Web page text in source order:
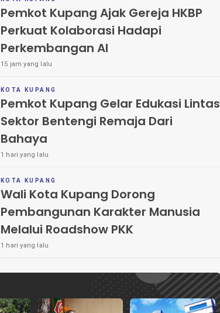
Pemkot Kupang Ajak Gereja HKBP
Perkuat Kolaborasi Hadapi
Perkembangan AI
15 jam yang lalu
KOTA KUPANG
Pemkot Kupang Gelar Edukasi Lintas
Sektor Bentengi Remaja Dari
Bahaya
1 hari yang lalu
KOTA KUPANG
Wali Kota Kupang Dorong
Pembangunan Karakter Manusia
Melalui Roadshow PKK
1 hari yang lalu